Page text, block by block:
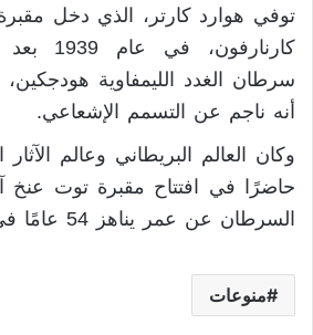
توفي هوارد كارتر، الذي دخل
سرطان الغدد الليمفاوية
أنه ناجم عن التسمم الإشعاعي.
وكان العالم البريطاني وعالم
حاضرًا في افتتاح مقبرة توت
السرطان عن عمر يناهز 54 عامًا في عام 1934.
منوعات